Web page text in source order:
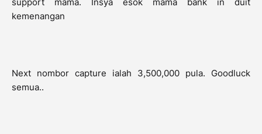
kemenangan
Next nombor capture ialah 3,500,000 pula. Goodluck
semua..